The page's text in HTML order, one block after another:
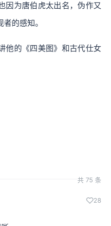
因为唐伯虎太出名，伪作又
的感知。
他的《四美图》和古代仕女
共 75 条
28